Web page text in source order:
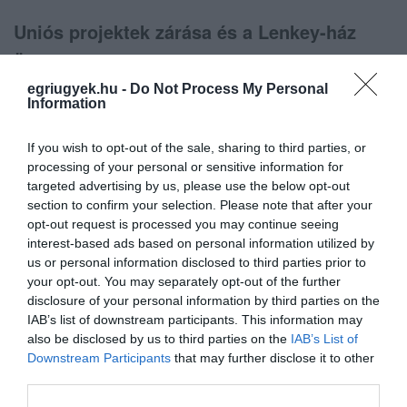
egriugyek.hu - Do Not Process My Personal
Information
If you wish to opt-out of the sale, sharing to third parties, or
processing of your personal or sensitive information for
targeted advertising by us, please use the below opt-out
section to confirm your selection. Please note that after your
opt-out request is processed you may continue seeing
interest-based ads based on personal information utilized by
us or personal information disclosed to third parties prior to
your opt-out. You may separately opt-out of the further
disclosure of your personal information by third parties on the
IAB’s list of downstream participants. This information may
also be disclosed by us to third parties on the IAB’s List of
Downstream Participants that may further disclose it to other
Uniós projektek zárása és a Lenkey-ház
ügye
Vágner Ákos tájékoztatása szerint jelenleg
megvalósult TOP projektek pénzügyi
elszámolása, zárása és utóellenőrzése. A 29
projektből hat még ellenőrzés előtt áll.
ALenkey-ház ügyébena Közbeszerzési
Hatóság döntőbizottsága bírságot szabott ki,
bár ez még nem jogerős. A polgármester
kifejtette, hogy a projekt két részből állt: